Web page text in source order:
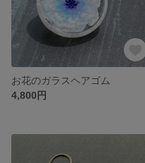
お花のガラスヘアゴム
4,800円